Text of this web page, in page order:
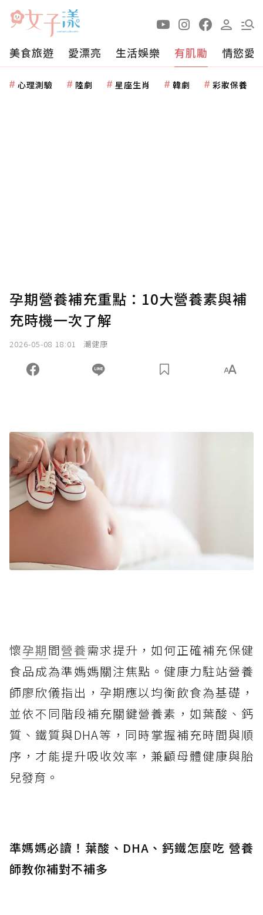
美食旅遊 愛漂亮 生活娛樂 有肌勵 情慾愛
心理測驗 陸劇 星座生肖 韓劇 彩妝保養
孕期營養補充重點：10大營養素與補
充時機一次了解
2026-05-08 18:01 潮健康
懷孕期間營養需求提升，如何正確補充保健
食品成為準媽媽關注焦點。健康力駐站營養
師廖欣儀指出，孕期應以均衡飲食為基礎，
並依不同階段補充關鍵營養素，如葉酸、鈣
質、鐵質與DHA等，同時掌握補充時間與順
序，才能提升吸收效率，兼顧母體健康與胎
兒發育。
準媽媽必讀！葉酸、DHA、鈣鐵怎麼吃 營養
師教你補對不補多